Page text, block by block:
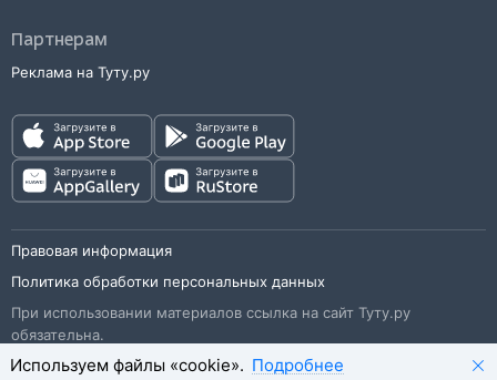
Партнерам
Реклама на Туту.ру
Правовая информация
Политика обработки персональных данных
При использовании материалов ссылка на сайт Туту.ру
обязательна.
Используем файлы «cookie». Подробнее